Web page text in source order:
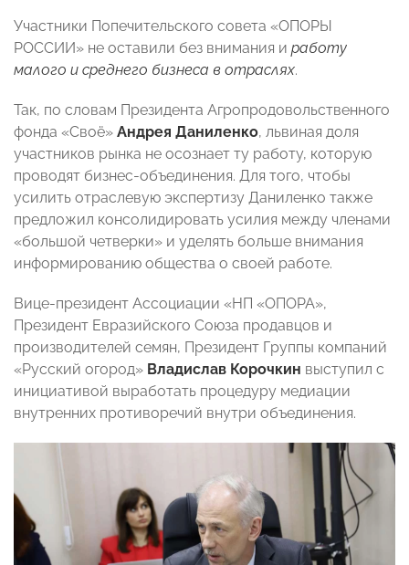
Участники Попечительского совета «ОПОРЫ
РОССИИ» не оставили без внимания и работу
малого и среднего бизнеса в отраслях.
Так, по словам Президента Агропродовольственного
фонда «Своё» Андрея Даниленко, львиная доля
участников рынка не осознает ту работу, которую
проводят бизнес-объединения. Для того, чтобы
усилить отраслевую экспертизу Даниленко также
предложил консолидировать усилия между членами
«большой четверки» и уделять больше внимания
информированию общества о своей работе.
Вице-президент Ассоциации «НП «ОПОРА»,
Президент Евразийского Союза продавцов и
производителей семян, Президент Группы компаний
«Русский огород» Владислав Корочкин выступил с
инициативой выработать процедуру медиации
внутренних противоречий внутри объединения.